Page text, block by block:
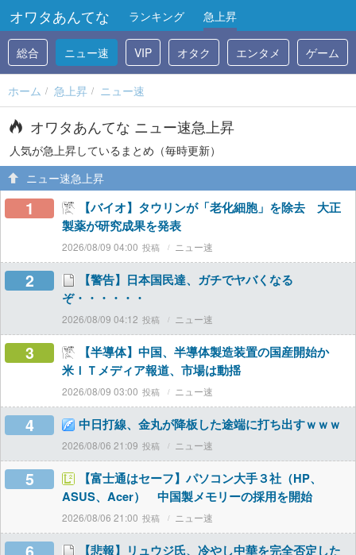
オワタあんてな ランキング 急上昇
総合 ニュー速 VIP オタク エンタメ ゲーム
ホーム 急上昇 ニュー速
オワタあんてな ニュー速急上昇
人気が急上昇しているまとめ（毎時更新）
ニュー速急上昇
1
【バイオ】タウリンが「老化細胞」を除去 大正
製薬が研究成果を発表
2026/08/09 04:00 ニュー速
2
【警告】日本国民達、ガチでヤバくなる
ぞ・・・・・・
2026/08/09 04:12 ニュー速
3
【半導体】中国、半導体製造装置の国産開始か
米ＩＴメディア報道、市場は動揺
2026/08/09 03:00 ニュー速
4 中日打線、金丸が降板した途端に打ち出すｗｗｗ
2026/08/06 21:09 ニュー速
5
【富士通はセーフ】パソコン大手３社（HP、
ASUS、Acer） 中国製メモリーの採用を開始
2026/08/06 21:00 ニュー速
【悲報】リュウジ氏、冷やし中華を完全否定した